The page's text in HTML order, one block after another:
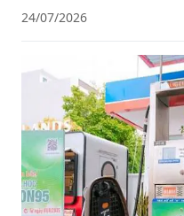
24/07/2026